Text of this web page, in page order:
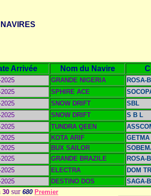
Arrivée Nom du Navire
GRANDE NIGERIA
ROSA-
SPHIRE ACE
SNOW DRIFT
SBL
SNOW DRIFT
S B L
TUNDRA QEEN
KOTA ARIF
GETMA
BUX SAILOR
GRANDE BRAZILE
ROSA-
ELECTRA
DOM
DESTINO DOS SAGA-
30 sur 680 Premier